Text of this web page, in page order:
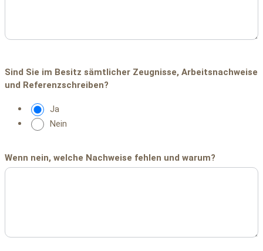
des
Sind Sie im Besitz sämtlicher Zeugnisse, Arbeitsnachweise
und Referenzschreiben?
Ja
Nein
Wenn nein, welche Nachweise fehlen und warum?